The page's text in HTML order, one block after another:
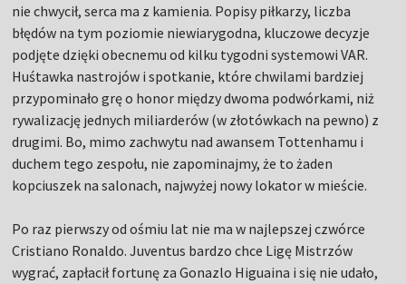
nie chwycił, serca ma z kamienia. Popisy piłkarzy, liczba
błędów na tym poziomie niewiarygodna, kluczowe decyzje
podjęte dzięki obecnemu od kilku tygodni systemowi VAR.
Huśtawka nastrojów i spotkanie, które chwilami bardziej
przypominało grę o honor między dwoma podwórkami, niż
rywalizację jednych miliarderów (w złotówkach na pewno) z
drugimi. Bo, mimo zachwytu nad awansem Tottenhamu i
duchem tego zespołu, nie zapominajmy, że to żaden
kopciuszek na salonach, najwyżej nowy lokator w mieście.
Po raz pierwszy od ośmiu lat nie ma w najlepszej czwórce
Cristiano Ronaldo. Juventus bardzo chce Ligę Mistrzów
wygrać, zapłacił fortunę za Gonazlo Higuaina i się nie udało,